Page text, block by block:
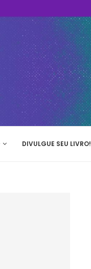
DIVULGUE SEU LIVRO!